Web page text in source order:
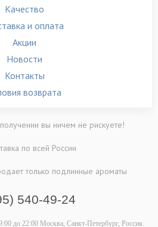
Качество
и оплата
Акции
Новости
Контакты
возврата
получении вы ничем не рискуете!
по всей России
только подлинные ароматы
540-49-24
до 22:00Москва, Санкт-Петербург, Россия.